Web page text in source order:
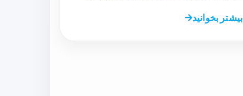
بیشتر بخوانید